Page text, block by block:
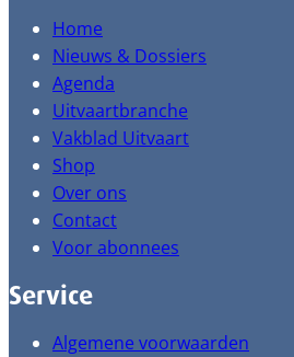
Home
Nieuws & Dossiers
Agenda
Uitvaartbranche
Vakblad Uitvaart
Shop
Over ons
Contact
Voor abonnees
Service
Algemene voorwaarden